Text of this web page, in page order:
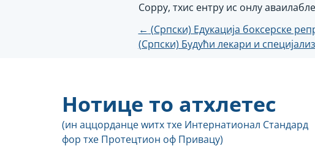
Соррy, тхис ентрy ис онлy
Пост
навигатион
← (Српски) Едукација боксерске
(Српски) Будући лекари и
Нотице то атхлетес
(ин аццорданце wитх тхе Интернатионал Стандард
фор тхе Протецтион оф Привацy)